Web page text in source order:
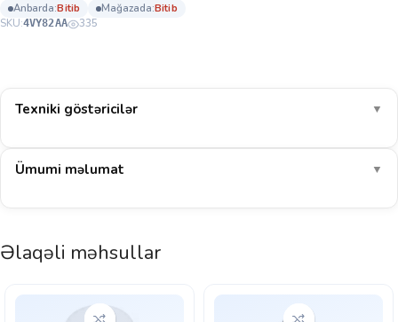
anbarda: bi̇ti̇b mağazada: bi̇ti̇b
SKU:4VY82AA 335
Texniki göstəricilər ▼
Ümumi məlumat ▼
Əlaqəli məhsullar